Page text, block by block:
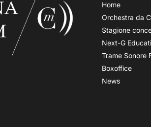
Home
Orchestra da
Stagione
Next-G
Trame Sonore
Boxoffice
News